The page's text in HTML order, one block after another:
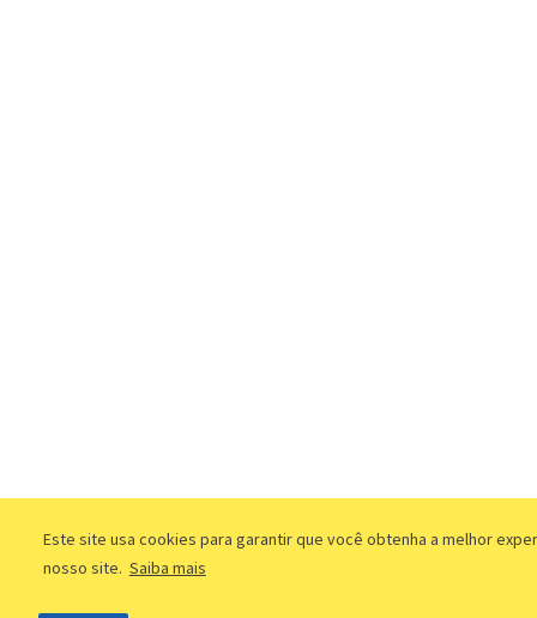
Este site usa cookies para garantir que você obtenha a melhor
nosso site. Saiba mais